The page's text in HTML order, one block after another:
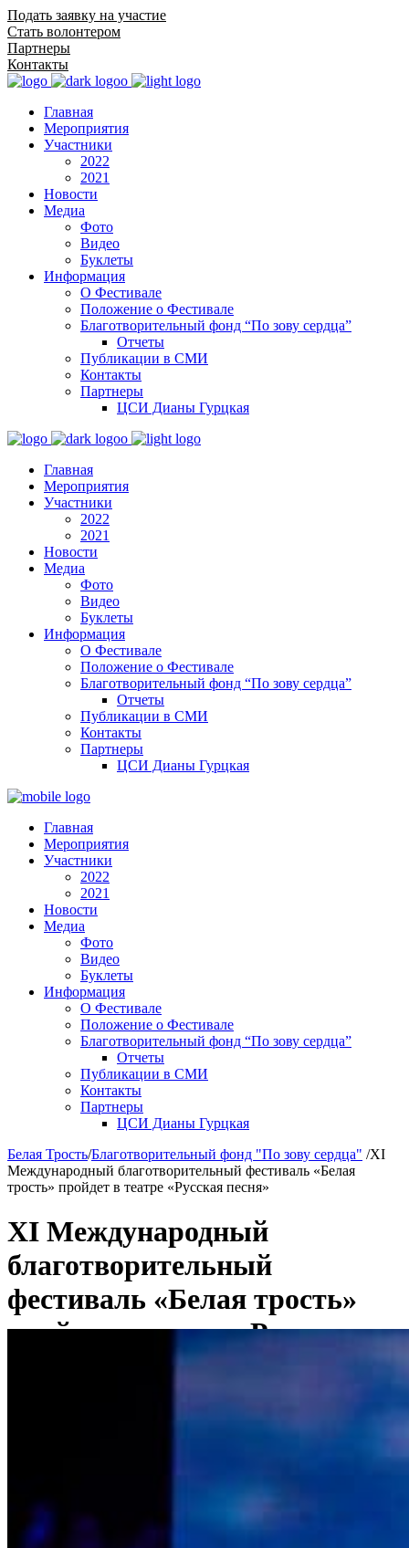
Подать заявку на участие
Стать волонтером
Партнеры
Контакты
Главная
Мероприятия
Участники
2022
2021
Новости
Медиа
Фото
Видео
Буклеты
Информация
О Фестивале
Положение о Фестивале
Благотворительный фонд “По зову сердца”
Отчеты
Публикации в СМИ
Контакты
Партнеры
ЦСИ Дианы Гурцкая
Главная
Мероприятия
Участники
2022
2021
Новости
Медиа
Фото
Видео
Буклеты
Информация
О Фестивале
Положение о Фестивале
Благотворительный фонд “По зову сердца”
Отчеты
Публикации в СМИ
Контакты
Партнеры
ЦСИ Дианы Гурцкая
Главная
Мероприятия
Участники
2022
2021
Новости
Медиа
Фото
Видео
Буклеты
Информация
О Фестивале
Положение о Фестивале
Благотворительный фонд “По зову сердца”
Отчеты
Публикации в СМИ
Контакты
Партнеры
ЦСИ Дианы Гурцкая
Белая Трость/Благотворительный фонд "По зову сердца" /XI
Международный благотворительный фестиваль «Белая
трость» пройдет в театре «Русская песня»
XI Международный
благотворительный
фестиваль «Белая трость»
пройдет в театре «Русская